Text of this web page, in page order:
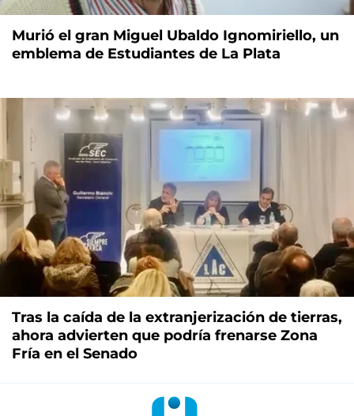
Murió el gran Miguel Ubaldo Ignomiriello, un
emblema de Estudiantes de La Plata
Tras la caída de la extranjerización de tierras,
ahora advierten que podría frenarse Zona
Fría en el Senado